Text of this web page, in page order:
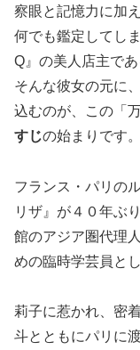
察眼と記憶力に加
何でも鑑定してし
Q』の美人店主であ
そんな彼女の元に
込むのが、この「
すじの始まりです。
フランス・パリの
リザ』が４０年ぶ
館のアジア圏代理
めの臨時学芸員と
莉子に惹かれ、密
斗とともにパリに